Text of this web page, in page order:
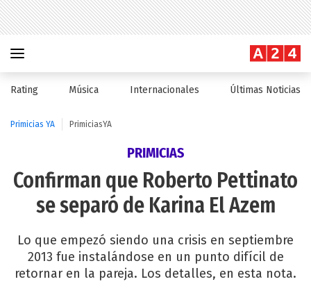
Rating Música Internacionales Últimas Noticias
Primicias YA PrimiciasYA
PRIMICIAS
Confirman que Roberto Pettinato
se separó de Karina El Azem
Lo que empezó siendo una crisis en septiembre
2013 fue instalándose en un punto difícil de
retornar en la pareja. Los detalles, en esta nota.